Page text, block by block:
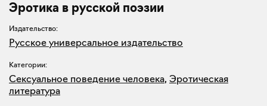
Эротика в русской поэзии
Издательство:
Русское универсальное издательство
Категории:
Сексуальное поведение человека, Эротическая
литература